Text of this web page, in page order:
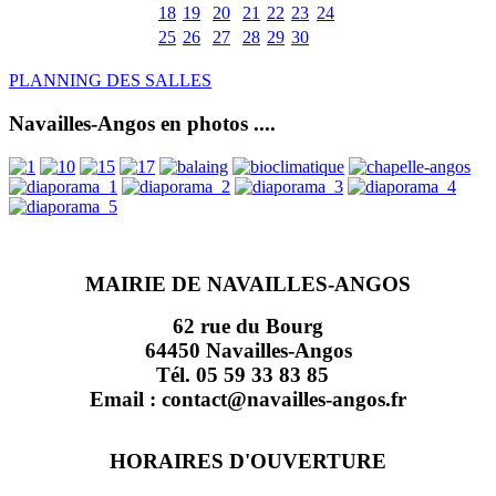
18 19 20 21 22 23 24
25 26 27 28 29 30
PLANNING DES SALLES
Navailles-Angos en photos ....
MAIRIE DE NAVAILLES-ANGOS
62 rue du Bourg
64450 Navailles-Angos
Tél. 05 59 33 83 85
Email : contact@navailles-angos.fr
HORAIRES D'OUVERTURE